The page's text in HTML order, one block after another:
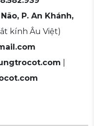
P. An Khánh,
kính Âu Việt)